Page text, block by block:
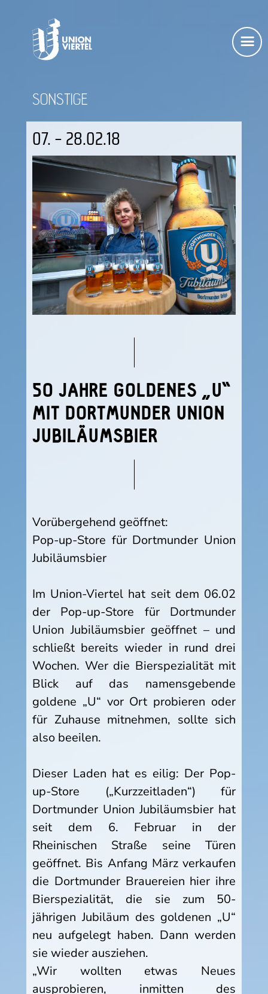
SONSTIGE
07. – 28.02.18
50 JAHRE GOLDENES „U“
MIT DORTMUNDER UNION
JUBILÄUMSBIER
Vorübergehend geöffnet:
Pop-up-Store für Dortmunder Union
Jubiläumsbier
Im Union-Viertel hat seit dem 06.02
der Pop-up-Store für Dortmunder
Union Jubiläumsbier geöffnet – und
schließt bereits wieder in rund drei
Wochen. Wer die Bierspezialität mit
Blick auf das namensgebende
goldene „U“ vor Ort probieren oder
für Zuhause mitnehmen, sollte sich
also beeilen.
Dieser Laden hat es eilig: Der Pop-
up-Store („Kurzzeitladen“) für
Dortmunder Union Jubiläumsbier hat
seit dem 6. Februar in der
Rheinischen Straße seine Türen
geöffnet. Bis Anfang März verkaufen
die Dortmunder Brauereien hier ihre
Bierspezialität, die sie zum 50-
jährigen Jubiläum des goldenen „U“
neu aufgelegt haben. Dann werden
sie wieder ausziehen.
„Wir wollten etwas Neues
ausprobieren, inmitten des